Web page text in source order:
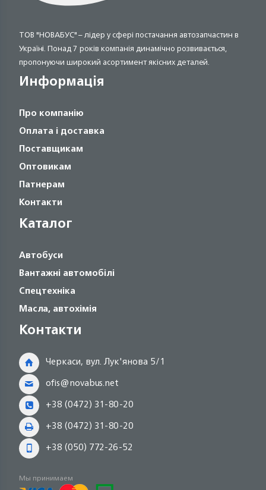
ТОВ "НОВАБУС" – лідер у сфері постачання автозапчастин в
Україні. Понад 7 років компанія динамічно розвивається,
пропонуючи широкий асортимент якісних деталей.
Информація
Про компанію
Оплата і доставка
Поставщикам
Оптовикам
Патнерам
Контакти
Каталог
Автобуси
Вантажні автомобілі
Спецтехніка
Масла, автохімія
Контакти
Черкаси, вул. Лук'янова 5/1
ofis@novabus.net
+38 (0472) 31-80-20
+38 (0472) 31-80-20
+38 (050) 772-26-52
Мы принимаем